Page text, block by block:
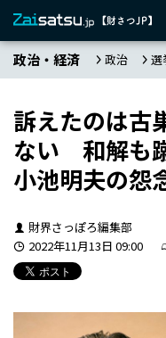
政治・経済 政治 選
訴えたのは古
ない 和解も
小池明夫の怨
財界さっぽろ編集部
2022年11月13日 09:00